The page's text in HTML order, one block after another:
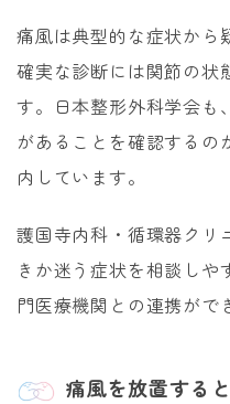
痛風は典型的な症状から
確実な診断には関節の状
す。日本整形外科学会も
があることを確認するの
内しています。
護国寺内科・循環器クリ
きか迷う症状を相談し
門医療機関との連携がで
痛風を放置する